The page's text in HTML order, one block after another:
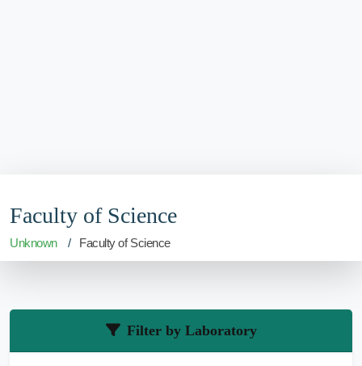
Faculty of Science
Unknown Faculty of Science
Filter by Laboratory